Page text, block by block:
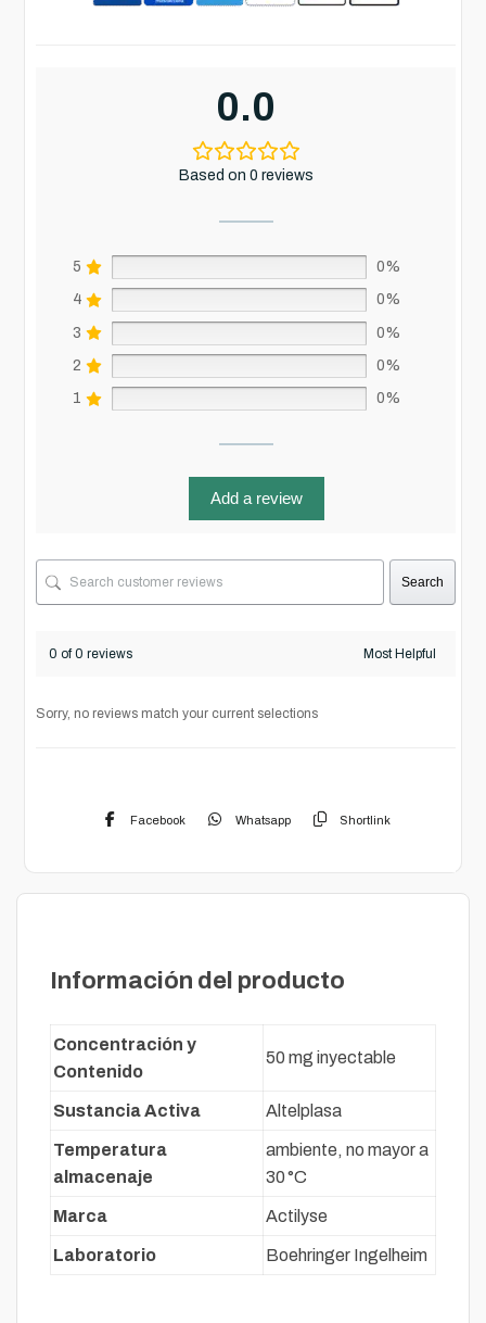
0.0
Based on 0 reviews
5 0%
4 0%
3 0%
2 0%
1 0%
Add a review
Search
0 of 0 reviews
Sorry, no reviews match your current selections
Facebook Whatsapp Shortlink
Información del producto
Concentración y
Contenido
50 mg inyectable
Sustancia Activa Altelplasa
Temperatura
almacenaje
ambiente, no mayor a
30 °C
Marca Actilyse
Laboratorio Boehringer Ingelheim